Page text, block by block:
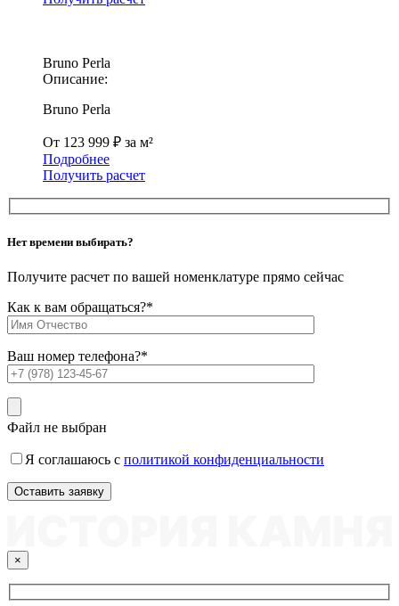
Bruno Perla
Описание:
Bruno Perla
От 123 999 ₽ за м²
Подробнее
Получить расчет
Нет времени выбирать?
Получите расчет по вашей номенклатуре прямо сейчас
Как к вам обращаться?*
Ваш номер телефона?*
Файл не выбран
Я соглашаюсь с политикой конфиденциальности
×